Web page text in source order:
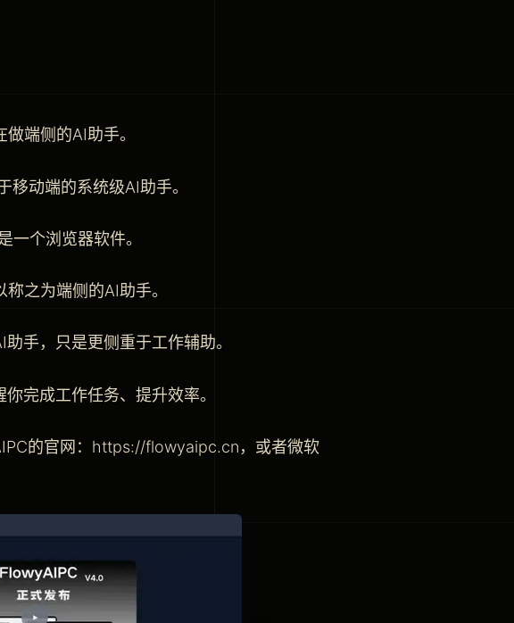
端侧的AI助手。
移动端的系统级AI助手。
一个浏览器软件。
之为端侧的AI助手。
手，只是更侧重于工作辅助。
完成工作任务、提升效率。
的官网：https://flowyaipc.cn，或者微软